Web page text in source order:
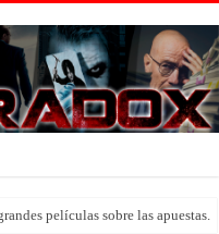
películas sobre las apuestas.
Premonition’